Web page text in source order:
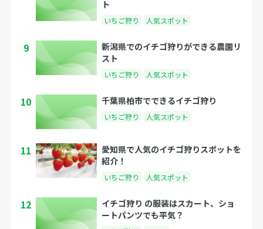
ト
いちご狩り 人気スポット
9
新潟県でのイチゴ狩りができる農園リ
スト
いちご狩り 人気スポット
10 千葉県柏市でできるイチゴ狩り
いちご狩り 人気スポット
11
愛知県で人気のイチゴ狩りスポットを
紹介！
いちご狩り 人気スポット
12
イチゴ狩り の服装はスカート、ショ
ートパンツでも平気？